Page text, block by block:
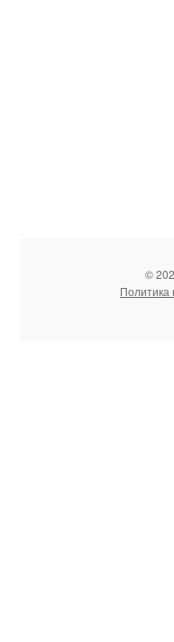
©
Политика